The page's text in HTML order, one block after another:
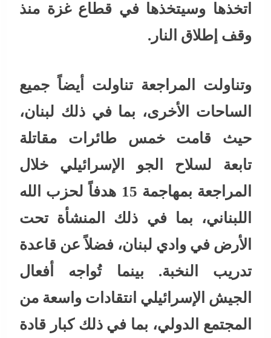
اتخذها وسيتخذها في قطاع غزة منذ
وقف إطلاق النار.
وتناولت المراجعة تناولت أيضاً جميع
الساحات الأخرى، بما في ذلك لبنان،
حيث قامت خمس طائرات مقاتلة
تابعة لسلاح الجو الإسرائيلي خلال
المراجعة بمهاجمة 15 هدفاً لحزب الله
اللبناني، بما في ذلك المنشأة تحت
الأرض في وادي لبنان، فضلاً عن قاعدة
تدريب النخبة. بينما تُواجه أفعال
الجيش الإسرائيلي انتقادات واسعة من
المجتمع الدولي، بما في ذلك كبار قادة